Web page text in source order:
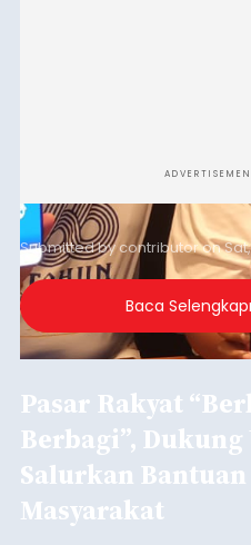
Submitted bycontributoron
Baca
Pasar Rakyat
Berbagi”,
Salurkan
Masyarakat